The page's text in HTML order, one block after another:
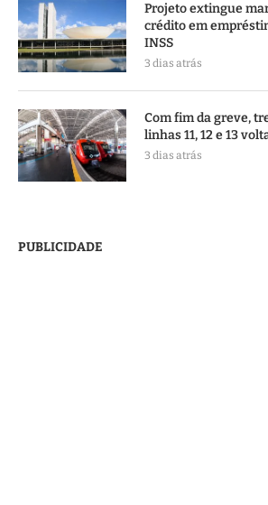
Projeto extingue
crédito em
INSS
3 dias atrás
Com fim da greve,
linhas 11, 12 e 13
3 dias atrás
PUBLICIDADE